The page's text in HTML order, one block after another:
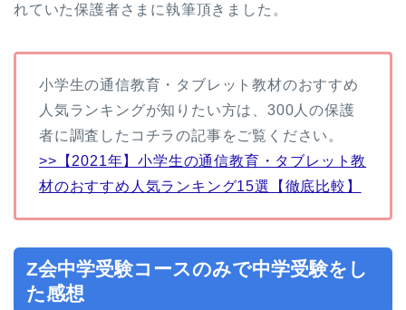
れていた保護者さまに執筆頂きました。
小学生の通信教育・タブレット教材のおすすめ
人気ランキングが知りたい方は、300人の保護
者に調査したコチラの記事をご覧ください。
>>【2021年】小学生の通信教育・タブレット教
材のおすすめ人気ランキング15選【徹底比較】
Z会中学受験コースのみで中学受験をし
た感想